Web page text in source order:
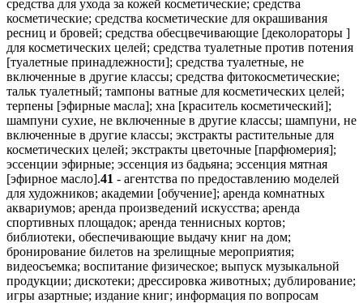
средства для ухода за кожей косметические; средства
косметические; средства косметические для окрашивания
ресниц и бровей; средства обесцвечивающие [деколораторы ]
для косметических целей; средства туалетные против потения
[туалетные принадлежности]; средства туалетные, не
включенные в другие классы; средства фитокосметические;
тальк туалетный; тампоны ватные для косметических целей;
терпены [эфирные масла]; хна [краситель косметический];
шампуни сухие, не включенные в другие классы; шампуни, не
включенные в другие классы; экстракты растительные для
косметических целей; экстракты цветочные [парфюмерия];
эссенции эфирные; эссенция из бадьяна; эссенция мятная
[эфирное масло].41 - агентства по предоставлению моделей
для художников; академии [обучение]; аренда комнатных
аквариумов; аренда произведений искусства; аренда
спортивных площадок; аренда теннисных кортов;
библиотеки, обеспечивающие выдачу книг на дом;
бронирование билетов на зрелищные мероприятия;
видеосъемка; воспитание физическое; выпуск музыкальной
продукции; дискотеки; дрессировка животных; дублирование;
игры азартные; издание книг; информация по вопросам